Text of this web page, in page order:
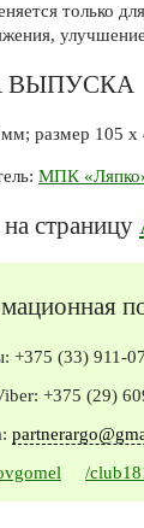
только
ВЫПУСКА
мм; размер 105
МПК
страницу
+375 (33) 911-
+375 (29)
/